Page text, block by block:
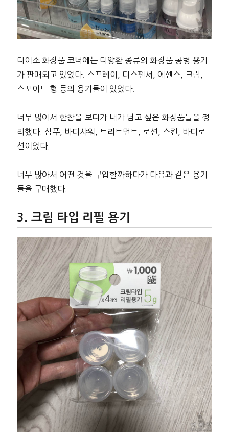
다이소 화장품 코너에는 다양환 종류의 화장품 공병 용기
가 판매되고 있었다. 스프레이, 디스펜서, 에센스, 크림,
스포이드 형 등의 용기들이 있었다.
너무 많아서 한참을 보다가 내가 담고 싶은 화장품들을 정
리했다. 샴푸, 바디샤워, 트리트먼트, 로션, 스킨, 바디로
션이었다.
너무 많아서 어떤 것을 구입할까하다가 다음과 같은 용기
들을 구매했다.
크림 타입 리필 용기